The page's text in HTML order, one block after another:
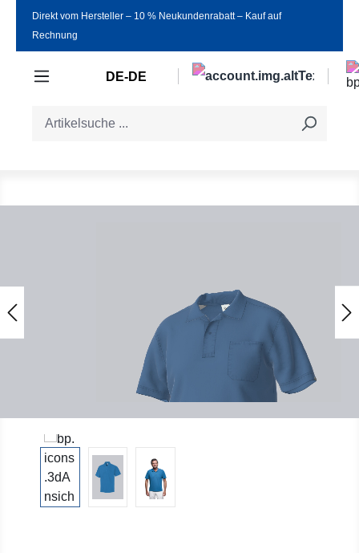
Zum Hauptinhalt springen
Direkt vom Hersteller ‒ 10 % Neukundenrabatt ‒ Kauf auf
Rechnung
DE-DE